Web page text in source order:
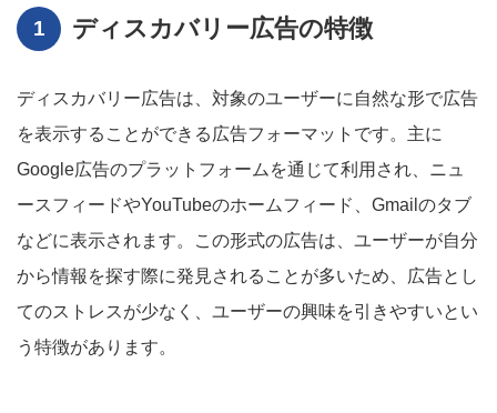
ディスカバリー広告の特徴
ディスカバリー広告は、対象のユーザーに自然な形で広告
を表示することができる広告フォーマットです。主に
Google広告のプラットフォームを通じて利用され、ニュ
ースフィードやYouTubeのホームフィード、Gmailのタブ
などに表示されます。この形式の広告は、ユーザーが自分
から情報を探す際に発見されることが多いため、広告とし
てのストレスが少なく、ユーザーの興味を引きやすいとい
う特徴があります。